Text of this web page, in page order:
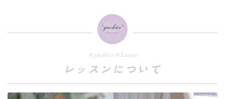
＊yuchico＊Lesson
レッスンについて